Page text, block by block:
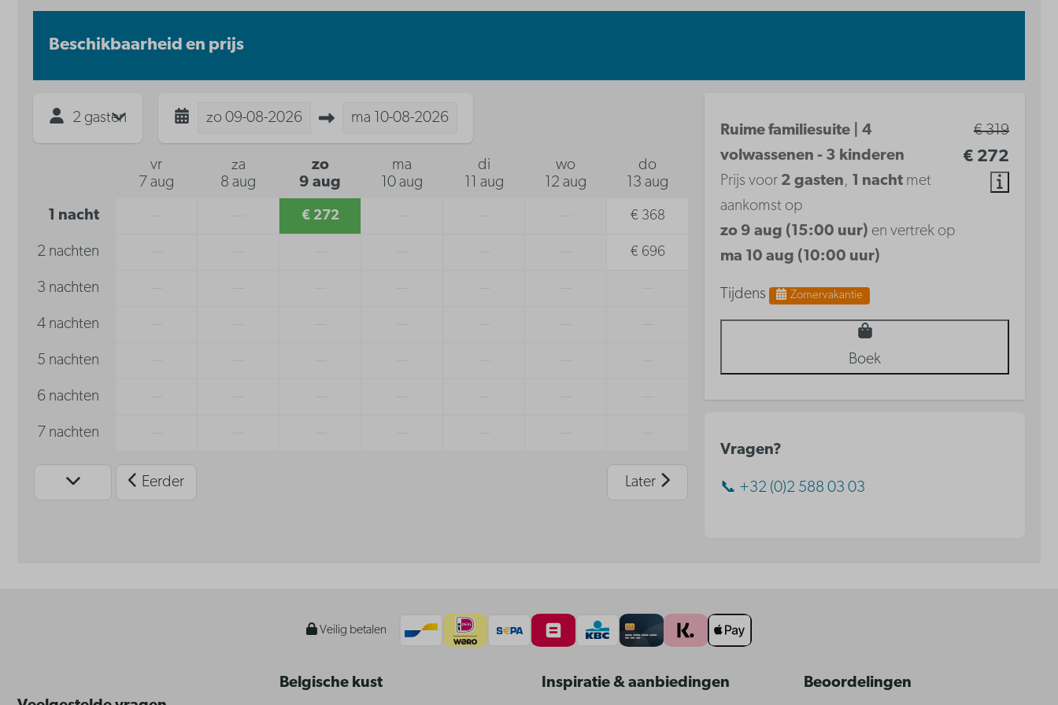
Beschikbaarheid en prijs
2 gasten zo 09-08-2026 ma 10-08-2026
vr
7 aug
za
8 aug
zo
9 aug
ma
10 aug
di
11 aug
wo
12 aug
do
13 aug
1 nacht € 272 € 368
2 nachten € 696
3 nachten
4 nachten
5 nachten
6 nachten
7 nachten
Eerder Later
€ 319
€ 272
Ruime familiesuite | 4
volwassenen - 3 kinderen
Prijs voor 2 gasten, 1 nacht met
aankomst op
zo 9 aug (15:00 uur) en vertrek op
ma 10 aug (10:00 uur)
Tijdens Zomervakantie
Boek
Vragen?
📞 +32 (0)2 588 03 03
Veilig betalen
Belgische kust Inspiratie & aanbiedingen Beoordelingen